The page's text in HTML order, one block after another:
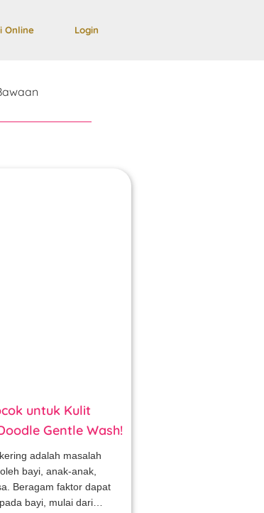
Online Login
untuk Kulit
Gentle Wash!
adalah masalah
bayi, anak-anak,
Beragam faktor dapat
bayi, mulai dari…